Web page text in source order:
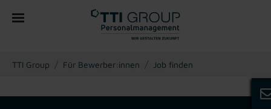
You are here:
TTI Group Für Bewerber:innen Job finden